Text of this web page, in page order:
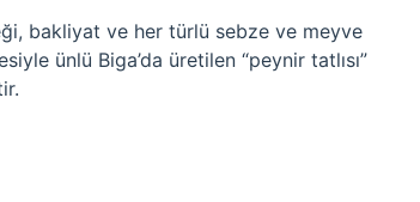
bakliyat ve her türlü sebze ve meyve
ünlü Biga’da üretilen “peynir tatlısı”